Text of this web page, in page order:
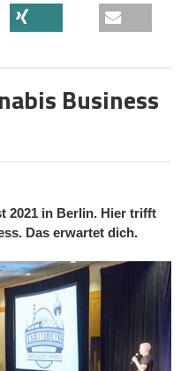
Business
2021 in Berlin. Hier trifft
Das erwartet dich.